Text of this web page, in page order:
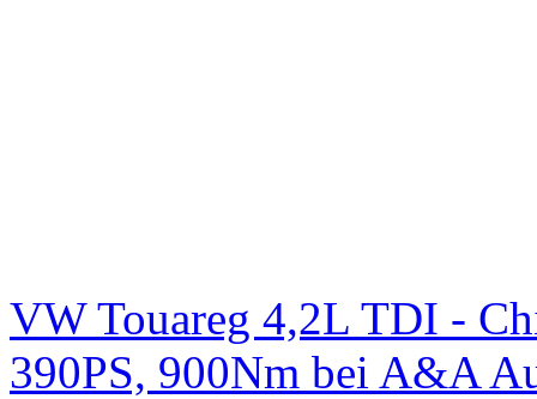
VW Touareg 4,2L TDI -
390PS, 900Nm bei A&A